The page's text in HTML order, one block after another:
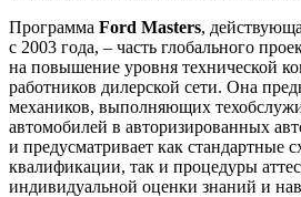
Программа Ford Masters,
с 2003 года, – часть глобального
на повышение уровня технической
работников дилерской сети. Она
механиков, выполняющих
автомобилей в авторизированных
и предусматривает как стандартные
квалификации, так и процедуры
индивидуальной оценки знаний и